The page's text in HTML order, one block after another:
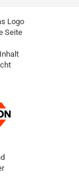
Logo
Seite